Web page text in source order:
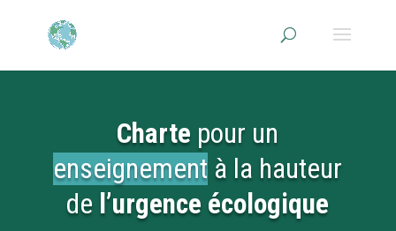
Charte pour un
enseignement à la hauteur
de l’urgence écologique